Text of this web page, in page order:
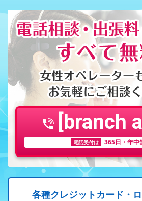
[branch
電話受付は 365日・年中
各種クレジットカード・